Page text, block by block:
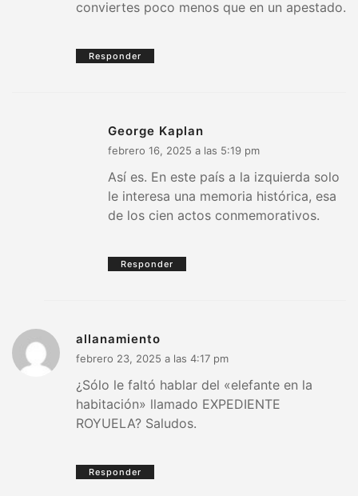
conviertes poco menos que en un apestado.
Responder
George Kaplan
febrero 16, 2025 a las 5:19 pm
Así es. En este país a la izquierda solo
le interesa una memoria histórica, esa
de los cien actos conmemorativos.
Responder
allanamiento
febrero 23, 2025 a las 4:17 pm
¿Sólo le faltó hablar del «elefante en la
habitación» llamado EXPEDIENTE
ROYUELA? Saludos.
Responder